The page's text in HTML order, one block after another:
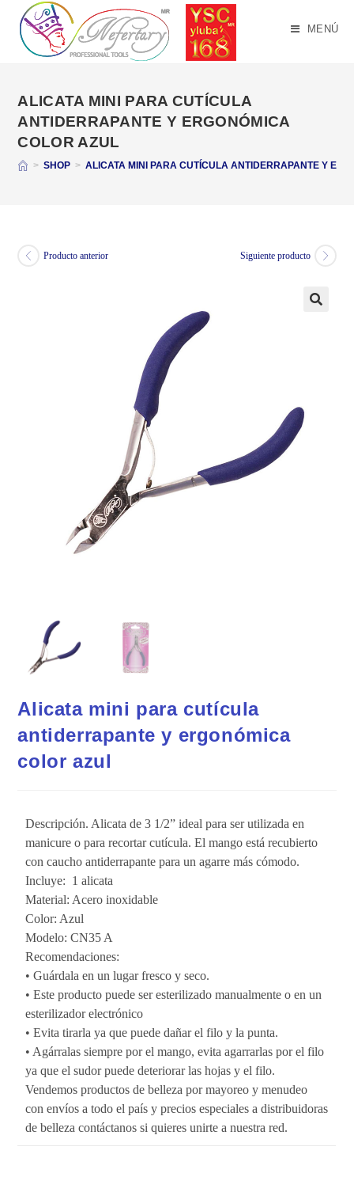
contenido
MENÚ
ALICATA MINI PARA CUTÍCULA
ANTIDERRAPANTE Y ERGONÓMICA
COLOR AZUL
> SHOP > ALICATA MINI PARA CUTÍCULA ANTIDERRAPANTE Y
Producto anterior Siguiente producto
Alicata mini para cutícula
antiderrapante y ergonómica
color azul
Descripción. Alicata de 3 1/2” ideal para ser utilizada en
manicure o para recortar cutícula. El mango está recubierto
con caucho antiderrapante para un agarre más cómodo.
Incluye: 1 alicata
Material: Acero inoxidable
Color: Azul
Modelo: CN35 A
Recomendaciones:
• Guárdala en un lugar fresco y seco.
• Este producto puede ser esterilizado manualmente o en un
esterilizador electrónico
• Evita tirarla ya que puede dañar el filo y la punta.
• Agárralas siempre por el mango, evita agarrarlas por el filo
ya que el sudor puede deteriorar las hojas y el filo.
Vendemos productos de belleza por mayoreo y menudeo
con envíos a todo el país y precios especiales a distribuidoras
de belleza contáctanos si quieres unirte a nuestra red.